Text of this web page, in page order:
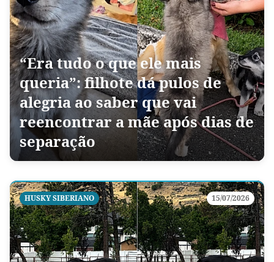
“Era tudo o que ele mais
queria”: filhote dá pulos de
alegria ao saber que vai
reencontrar a mãe após dias de
separação
HUSKY SIBERIANO 15/07/2026